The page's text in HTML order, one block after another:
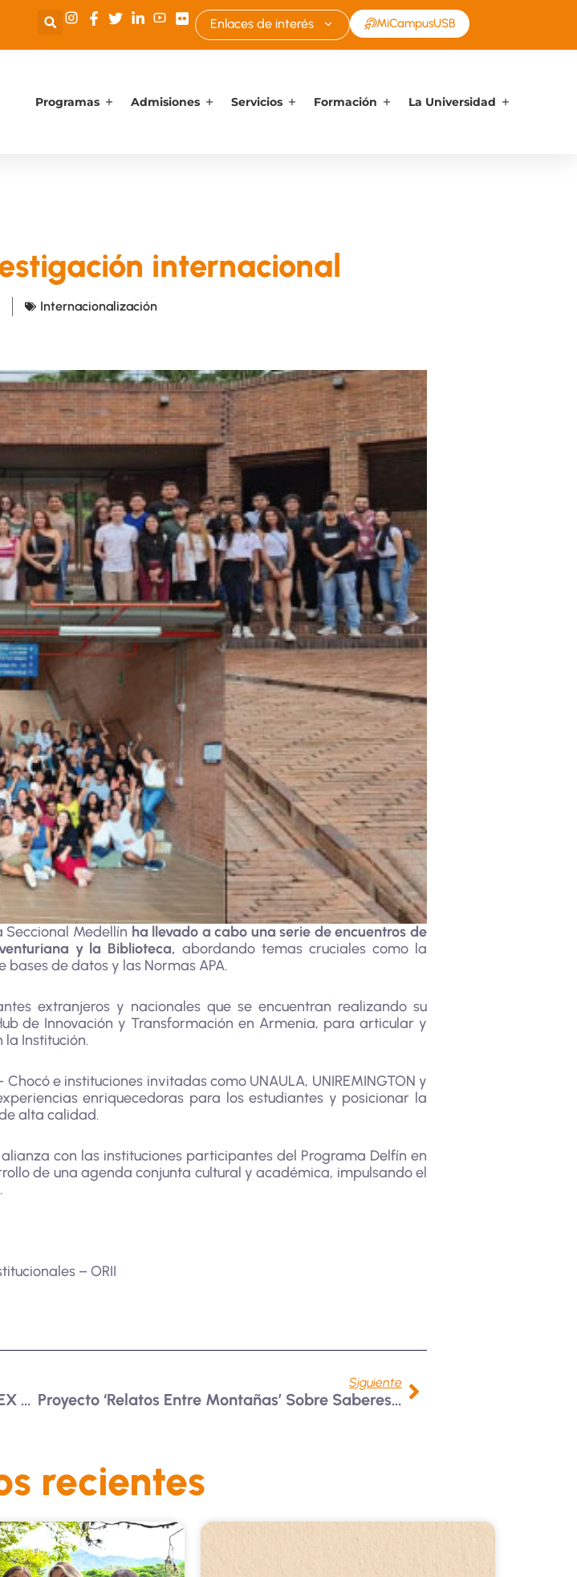
Enlaces de interés MiCampusUSB
Programas Admisiones Servicios Formación La Universidad
internacional
Internacionalización
Seccional Medellín ha llevado a cabo una serie de encuentros de
y la Biblioteca, abordando temas cruciales como la
de datos y las Normas APA.
extranjeros y nacionales que se encuentran realizando su
de Innovación y Transformación en Armenia, para articular y
Institución.
e instituciones invitadas como UNAULA, UNIREMINGTON y
enriquecedoras para los estudiantes y posicionar la
alta calidad.
con las instituciones participantes del Programa Delfín en
de una agenda conjunta cultural y académica, impulsando el
– ORII
La Universidad Obtiene Subvención Del ICETEX Para Proyecto Aula Internacional
Siguiente
Proyecto ‘Relatos Entre Montañas’ Sobre Saberes Tradicionales Del Municipio De Génova – Quindío
recientes